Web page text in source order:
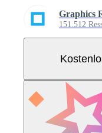
Graphics
151.512